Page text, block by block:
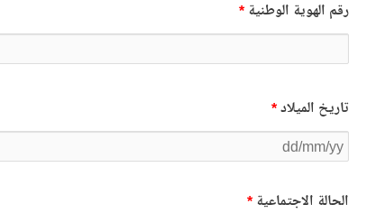
رقم الهوية الوطنية *
تاريخ الميلاد*
الحالة الاجتماعية *